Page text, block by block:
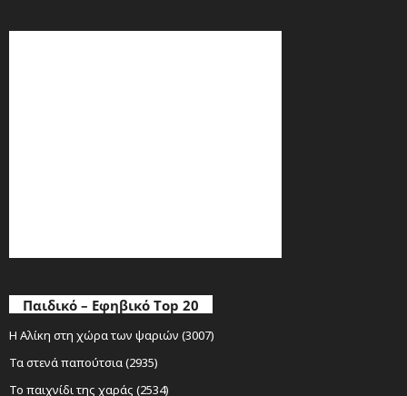
Παιδικό – Εφηβικό Top 20
Η Αλίκη στη χώρα των ψαριών (3007)
Τα στενά παπούτσια (2935)
Το παιχνίδι της χαράς (2534)